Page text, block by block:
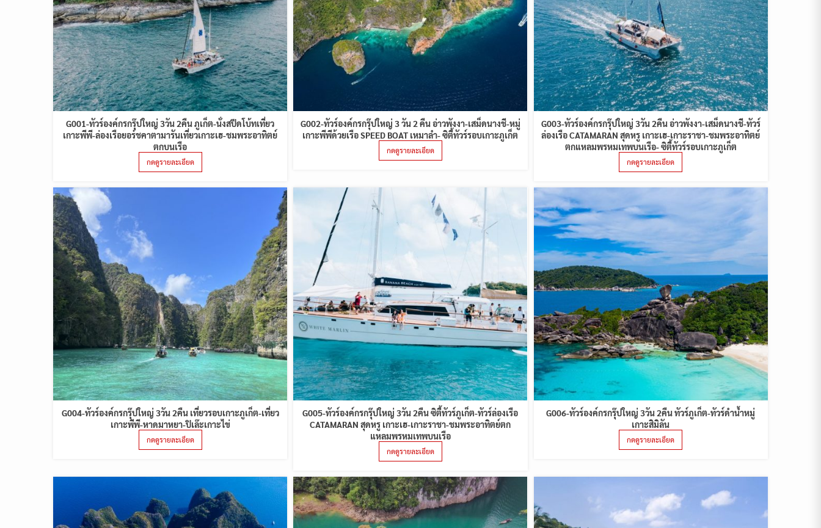
G001-ทัวร์องค์กรกรุ๊ปใหญ่ 3วัน 2คืน ภูเก็ต-นั่งสปีดโบ้ทเที่ยว
เกาะพีพี-ล่องเรือยอร์ชคาตามารันเที่ยวเกาะเฮ-ชมพระอาทิตย์
ตกบนเรือ
กดดูรายละเอียด
G002-ทัวร์องค์กรกรุ๊ปใหญ่ 3 วัน 2 คืน อ่าวพังงา-เสม็ดนางชี-หมู่
เกาะพีพีด้วยเรือ SPEED BOAT เหมาลำ- ซิตี้ทัวร์รอบเกาะภูเก็ต
กดดูรายละเอียด
G003-ทัวร์องค์กรกรุ๊ปใหญ่ 3วัน 2คืน อ่าวพังงา-เสม็ดนางชี-ทัวร์
ล่องเรือ CATAMARAN สุดหรู เกาะเฮ-เกาะราชา-ชมพระอาทิตย์
ตกแหลมพรหมเทพบนเรือ- ซิตี้ทัวร์รอบเกาะภูเก็ต
กดดูรายละเอียด
G004-ทัวร์องค์กรกรุ๊ปใหญ่ 3วัน 2คืน เที่ยวรอบเกาะภูเก็ต-เที่ยว
เกาะพีพี-หาดมาหยา-ปิเล๊ะเกาะไข่
กดดูรายละเอียด
G005-ทัวร์องค์กรกรุ๊ปใหญ่ 3วัน 2คืน ซิตี้ทัวร์ภูเก็ต-ทัวร์ล่องเรือ
CATAMARAN สุดหรู เกาะเฮ-เกาะราชา-ชมพระอาทิตย์ตก
แหลมพรหมเทพบนเรือ
กดดูรายละเอียด
G006-ทัวร์องค์กรกรุ๊ปใหญ่ 3วัน 2คืน ทัวร์ภูเก็ต-ทัวร์ดำน้ำหมู่
เกาะสิมิลัน
กดดูรายละเอียด